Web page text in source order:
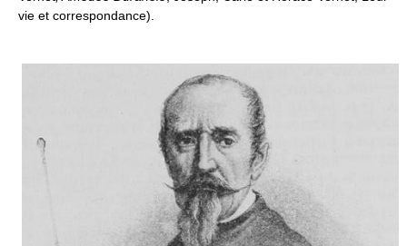
vie et correspondance).